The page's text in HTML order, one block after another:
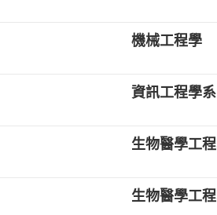
機械工程學
資訊工程學系
生物醫學工
生物醫學工